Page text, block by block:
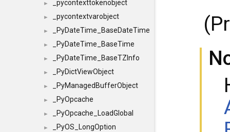
► _pycontexttokenobject
► _pycontextvarobject
► _PyDateTime_BaseDateTime
► _PyDateTime_BaseTime
► _PyDateTime_BaseTZInfo
► _PyDictViewObject
► _PyManagedBufferObject
► _PyOpcache
► _PyOpcache_LoadGlobal
► _PyOS_LongOption